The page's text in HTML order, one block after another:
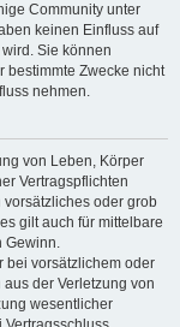
Community unter
keinen Einfluss auf
Sie können
bestimmte Zwecke nicht
nehmen.
von Leben, Körper
Vertragspflichten
oder grob
gilt auch für mittelbare
bei vorsätzlichem oder
der Verletzung von
wesentlicher